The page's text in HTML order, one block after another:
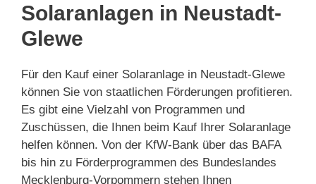
Solaranlagen in Neustadt-
Glewe
Für den Kauf einer Solaranlage in Neustadt-Glewe
können Sie von staatlichen Förderungen profitieren.
Es gibt eine Vielzahl von Programmen und
Zuschüssen, die Ihnen beim Kauf Ihrer Solaranlage
helfen können. Von der KfW-Bank über das BAFA
bis hin zu Förderprogrammen des Bundeslandes
Mecklenburg-Vorpommern stehen Ihnen